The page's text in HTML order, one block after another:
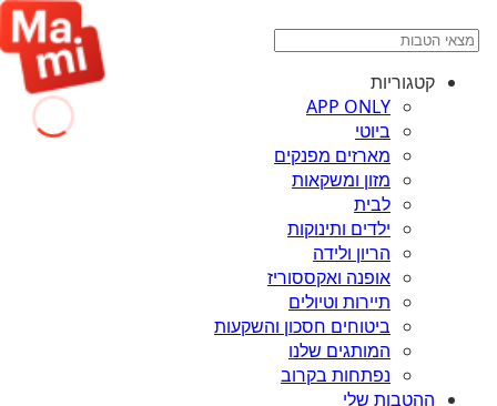
קטגוריות
APP ONLY
ביוטי
מארזים מפנקים
מזון ומשקאות
לבית
ילדים ותינוקות
הריון ולידה
אופנה ואקססוריז
תיירות וטיולים
ביטוחים חסכון והשקעות
המותגים שלנו
נפתחות בקרוב
ההטבות שלי